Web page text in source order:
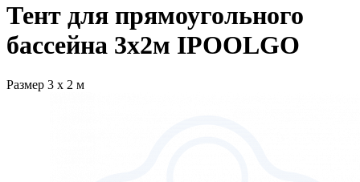
Тент для прямоугольного
бассейна 3х2м IPOOLGO
Размер 3 х 2 м